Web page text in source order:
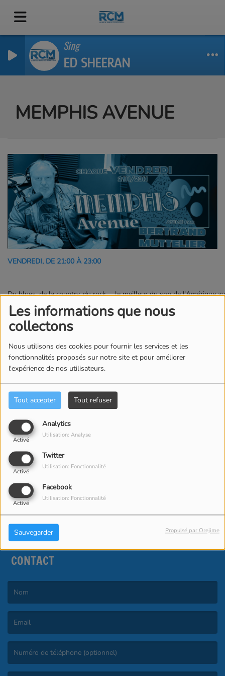
Les informations que nous
collectons
Nous utilisons des cookies pour fournir les services et les
fonctionnalités proposés sur notre site et pour améliorer
l'expérience de nos utilisateurs.
Tout accepter Tout refuser
Analytics
Activé
Utilisation: Analyse
Twitter
Activé
Utilisation: Fonctionnalité
Facebook
Activé
Utilisation: Fonctionnalité
Sauvegarder Propulsé par Orejime
Sing
ED SHEERAN
MEMPHIS AVENUE
VENDREDI, DE 21:00 À 23:00
Du blues, de la country, du rock … le meilleur du son de l'Amérique
Animateur(s) de l’émission
BERTRAND
MUTTELIER
Animateur
Commentaires(0)
SE CONNECTER
CONTACT